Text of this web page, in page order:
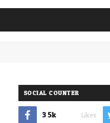
SOCIAL COUNTER
3.5k Likes